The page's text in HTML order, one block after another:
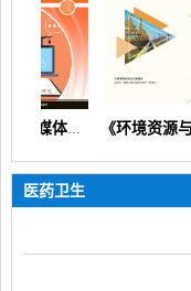
《中国多媒体与网络教学学报》 《环境资源与工程科技论坛》（生态环境矿产地质资源经济）
医药卫生